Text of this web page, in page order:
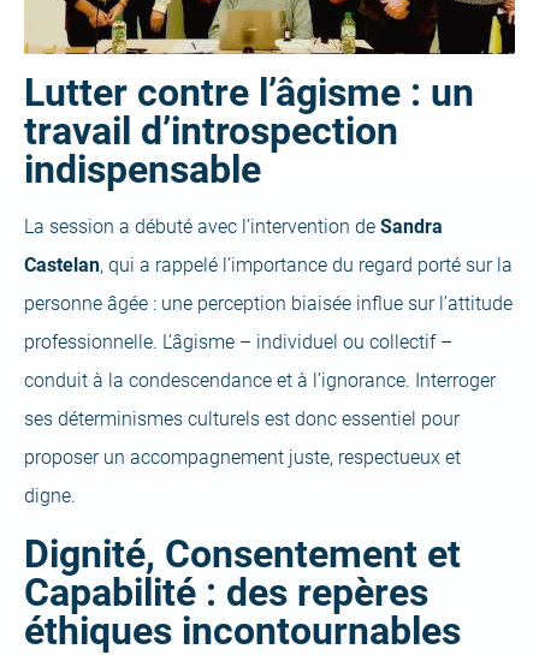
Lutter contre l’âgisme : un
travail d’introspection
indispensable
La session a débuté avec l’intervention de Sandra
Castelan, qui a rappelé l’importance du regard porté sur la
personne âgée : une perception biaisée influe sur l’attitude
professionnelle. L’âgisme – individuel ou collectif –
conduit à la condescendance et à l’ignorance. Interroger
ses déterminismes culturels est donc essentiel pour
proposer un accompagnement juste, respectueux et
digne.
Dignité, Consentement et
Capabilité : des repères
éthiques incontournables